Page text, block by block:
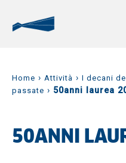
Home › Attività › I decani
passate › 50anni laurea
50ANNI